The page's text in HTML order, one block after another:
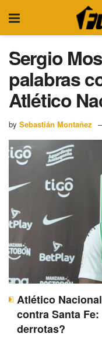
Sergio
palabras
Atlético
by Sebastián Montañez
Atlético
contra Santa
derrotas?